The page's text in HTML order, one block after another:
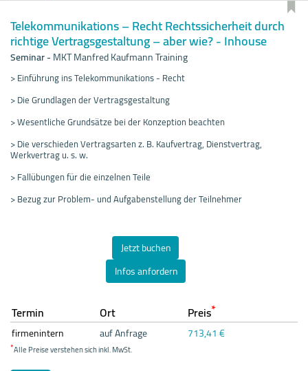
Telekommunikations – Recht Rechtssicherheit durch
richtige Vertragsgestaltung – aber wie? - Inhouse
Seminar-MKT Manfred Kaufmann Training
> Einführung ins Telekommunikations - Recht
> Die Grundlagen der Vertragsgestaltung
> Wesentliche Grundsätze bei der Konzeption beachten
> Die verschieden Vertragsarten z. B. Kaufvertrag, Dienstvertrag,
Werkvertrag u. s. w.
> Fallübungen für die einzelnen Teile
> Bezug zur Problem- und Aufgabenstellung der Teilnehmer
Jetzt buchen
Infos anfordern
Termin Ort Preis*
firmenintern auf Anfrage 713,41 €
*Alle Preise verstehen sich inkl. MwSt.